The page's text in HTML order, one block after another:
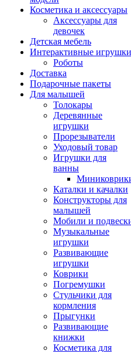
Косметика и аксессуары
Аксессуары для
девочек
Детская мебель
Интерактивные игрушки
Роботы
Доставка
Подарочные пакеты
Для малышей
Толокары
Деревянные
игрушки
Прорезыватели
Уходовый товар
Игрушки для
ванны
Каталки и качалки
Конструкторы для
малышей
Мобили и
Музыкальные
игрушки
Развивающие
игрушки
Коврики
Погремушки
Стульчики для
кормления
Прыгунки
Развивающие
книжки
Косметика для